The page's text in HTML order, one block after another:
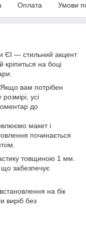
Оплата Умови
ЄІ — стильний акцент
на боці
вам потрібен
усі
до
макет і
починається
товщиною 1 мм.
забезпечує
на бік
виріб без